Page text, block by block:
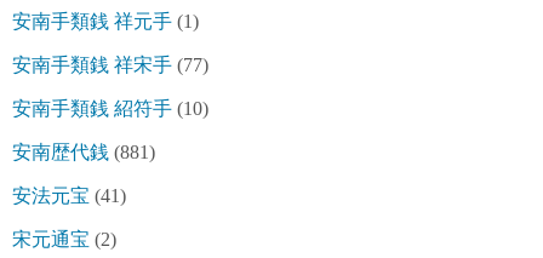
安南手類銭 祥元手 (1)
安南手類銭 祥宋手 (77)
安南手類銭 紹符手 (10)
安南歴代銭 (881)
安法元宝 (41)
宋元通宝 (2)